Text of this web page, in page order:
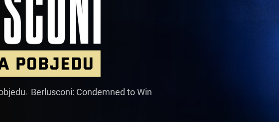
, Berlusconi: Condemned to Win